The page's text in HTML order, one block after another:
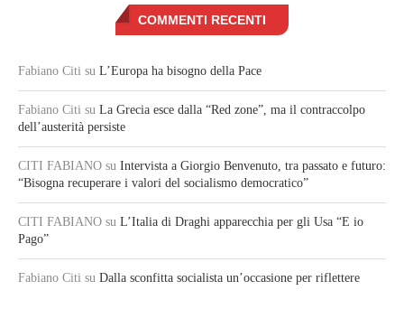
COMMENTI RECENTI
Fabiano Citi su L’Europa ha bisogno della Pace
Fabiano Citi su La Grecia esce dalla “Red zone”, ma il contraccolpo
dell’austerità persiste
CITI FABIANO su Intervista a Giorgio Benvenuto, tra passato e futuro:
“Bisogna recuperare i valori del socialismo democratico”
CITI FABIANO su L’Italia di Draghi apparecchia per gli Usa “E io
Pago”
Fabiano Citi su Dalla sconfitta socialista un’occasione per riflettere